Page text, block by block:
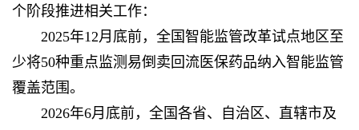
个阶段推进相关工作：
2025年12月底前，全国智能监管改革试点地区至
少将50种重点监测易倒卖回流医保药品纳入智能监管
覆盖范围。
2026年6月底前，全国各省、自治区、直辖市及